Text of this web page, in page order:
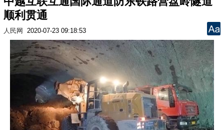
顺利贯通
人民网 2020-07-23 09:18:53